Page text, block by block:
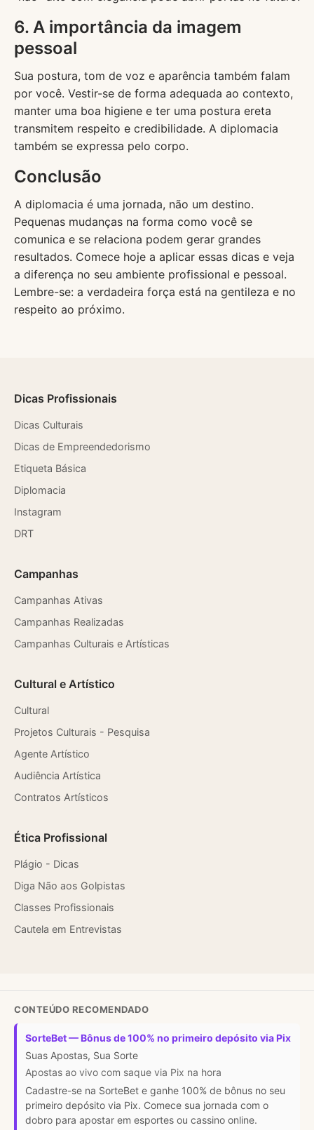
6. A importância da imagem
pessoal
Sua postura, tom de voz e aparência também falam
por você. Vestir-se de forma adequada ao contexto,
manter uma boa higiene e ter uma postura ereta
transmitem respeito e credibilidade. A diplomacia
também se expressa pelo corpo.
Conclusão
A diplomacia é uma jornada, não um destino.
Pequenas mudanças na forma como você se
comunica e se relaciona podem gerar grandes
resultados. Comece hoje a aplicar essas dicas e veja
a diferença no seu ambiente profissional e pessoal.
Lembre-se: a verdadeira força está na gentileza e no
respeito ao próximo.
Dicas Profissionais
Dicas Culturais
Dicas de Empreendedorismo
Etiqueta Básica
Diplomacia
Instagram
DRT
Campanhas
Campanhas Ativas
Campanhas Realizadas
Campanhas Culturais e Artísticas
Cultural e Artístico
Cultural
Projetos Culturais - Pesquisa
Agente Artístico
Audiência Artística
Contratos Artísticos
Ética Profissional
Plágio - Dicas
Diga Não aos Golpistas
Classes Profissionais
Cautela em Entrevistas
CONTEÚDO RECOMENDADO
SorteBet — Bônus de 100% no primeiro depósito via Pix
Suas Apostas, Sua Sorte
Apostas ao vivo com saque via Pix na hora
Cadastre-se na SorteBet e ganhe 100% de bônus no seu
primeiro depósito via Pix. Comece sua jornada com o
dobro para apostar em esportes ou cassino online.